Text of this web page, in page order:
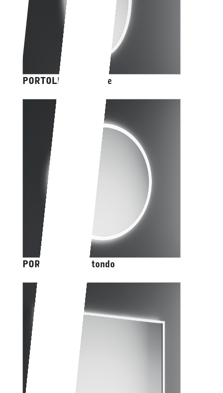
PORTOLE EASY ovale
PORTOLE EASY tondo